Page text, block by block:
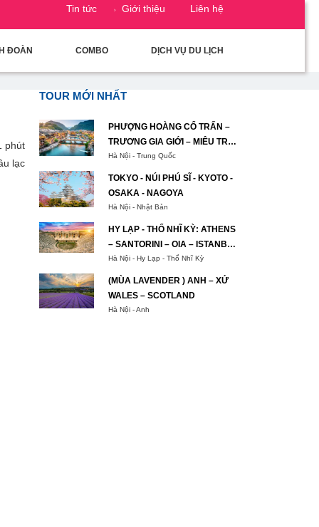
Tin tức Giới thiệu Liên hệ
ĐOÀN COMBO DỊCH VỤ DU LỊCH
phút
lạc
TOUR MỚI NHẤT
PHƯỢNG HOÀNG CỔ TRẤN –
TRƯƠNG GIA GIỚI – MIÊU TRẠI
MẠC NHUNG HẠNG NGÔ
TƯƠNG TÂY
Hà Nội - Trung Quốc
TOKYO - NÚI PHÚ SĨ - KYOTO -
OSAKA - NAGOYA
Hà Nội - Nhật Bản
HY LẠP - THỔ NHĨ KỲ: ATHENS
– SANTORINI – OIA – ISTANBUL
– BURSA– IZMIR – PAMUKKALE
– CAPPADOCIA – ISTANBUL
Hà Nội - Hy Lạp - Thổ Nhĩ Kỳ
(MÙA LAVENDER ) ANH – XỨ
WALES – SCOTLAND
Hà Nội - Anh